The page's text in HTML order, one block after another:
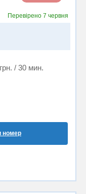
Перевірено 7 червня
/ 30 мин.
номер